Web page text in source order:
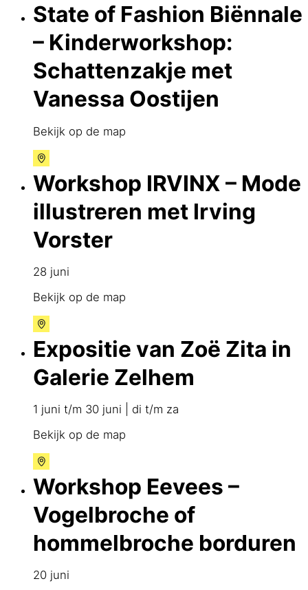
State of Fashion Biënnale
– Kinderworkshop:
Schattenzakje met
Vanessa Oostijen
Bekijk op de map
Workshop IRVINX – Mode
illustreren met Irving
Vorster
28 juni
Bekijk op de map
Expositie van Zoë Zita in
Galerie Zelhem
1 juni t/m 30 juni | di t/m za
Bekijk op de map
Workshop Eevees –
Vogelbroche of
hommelbroche borduren
20 juni